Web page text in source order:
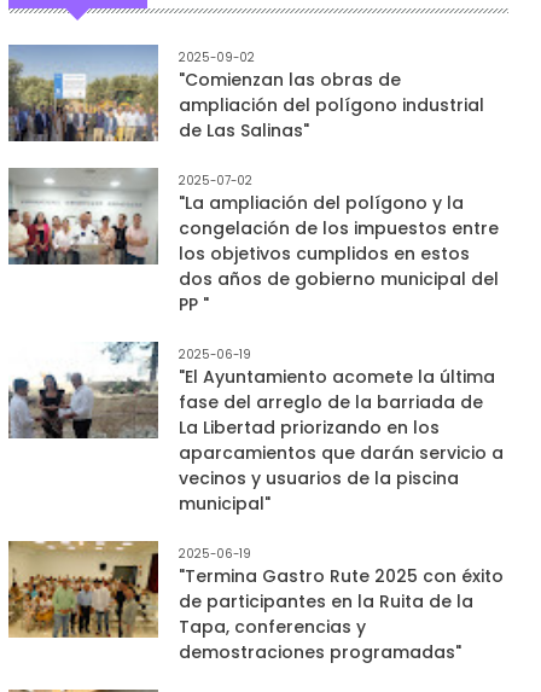
2025-09-02
"Comienzan las obras de
ampliación del polígono industrial
de Las Salinas"
2025-07-02
"La ampliación del polígono y la
congelación de los impuestos entre
los objetivos cumplidos en estos
dos años de gobierno municipal del
PP "
2025-06-19
"El Ayuntamiento acomete la última
fase del arreglo de la barriada de
La Libertad priorizando en los
aparcamientos que darán servicio a
vecinos y usuarios de la piscina
municipal"
2025-06-19
"Termina Gastro Rute 2025 con éxito
de participantes en la Ruita de la
Tapa, conferencias y
demostraciones programadas"